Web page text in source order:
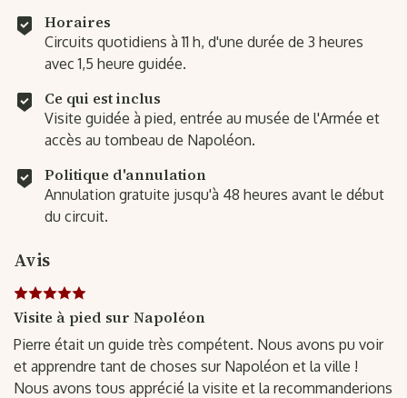
Horaires
Circuits quotidiens à 11 h, d'une durée de 3 heures
avec 1,5 heure guidée.
Ce qui est inclus
Visite guidée à pied, entrée au musée de l'Armée et
accès au tombeau de Napoléon.
Politique d'annulation
Annulation gratuite jusqu'à 48 heures avant le début
du circuit.
Avis
Visite à pied sur Napoléon
Pierre était un guide très compétent. Nous avons pu voir
et apprendre tant de choses sur Napoléon et la ville !
Nous avons tous apprécié la visite et la recommanderions